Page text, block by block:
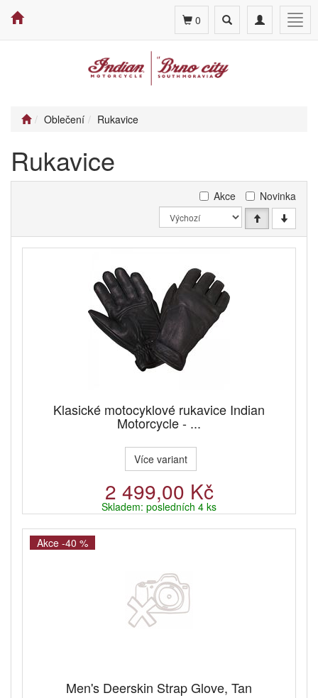
Toggle
navigation
Toggle
search
0
Oblečení Rukavice
Rukavice
Akce Novinka
Klasické motocyklové rukavice Indian
Motorcycle - ...
Více variant
2 499,00 Kč
Skladem: posledních 4 ks
Akce -40 %
Men's Deerskin Strap Glove, Tan